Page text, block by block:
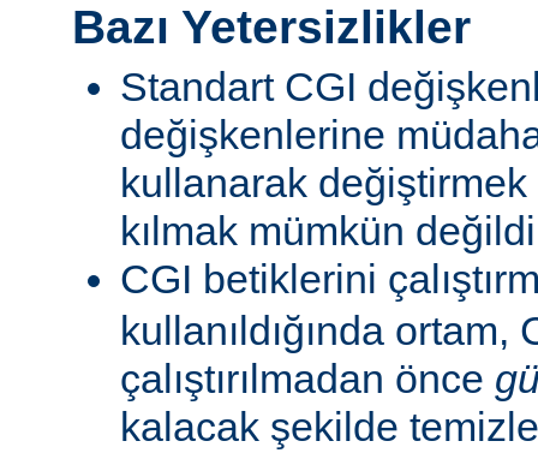
Bazı Yetersizlikler
Standart CGI
değişkenlerine
kullanarak
kılmak mümkün
CGI betiklerini
kullanıldığında ortam,
çalıştırılmadan önce
kalacak şekilde